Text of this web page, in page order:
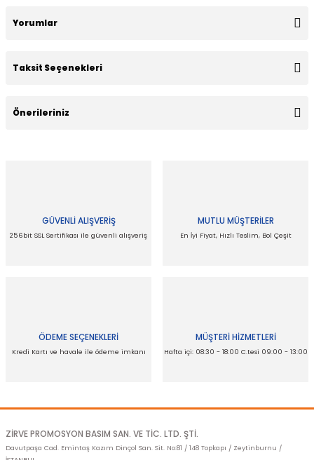
Yorumlar
Taksit Seçenekleri
Önerileriniz
Ürün resmi kalitesiz, bozuk veya görüntülenemiyor.
GÜVENLİ ALIŞVERİŞ
256bit SSL Sertifikası ile güvenli alışveriş
MUTLU MÜŞTERİLER
En İyi Fiyat, Hızlı Teslim, Bol Çeşit
ÖDEME SEÇENEKLERİ
Kredi Kartı ve havale ile ödeme imkanı
MÜŞTERİ HİZMETLERİ
Hafta içi: 08:30 - 18:00 C.tesi 09:00 - 13:00
ZİRVE PROMOSYON BASIM SAN. VE TİC. LTD. ŞTİ.
Davutpaşa Cad. Emintaş Kazım Dinçol San. Sit. No:81 / 148 Topkapı / Zeytinburnu /